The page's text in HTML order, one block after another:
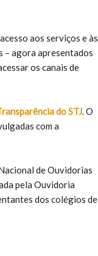
aos serviços e às
– agora apresentados
os canais de
do STJ. O
com a
de Ouvidorias
pela Ouvidoria
dos colégios de